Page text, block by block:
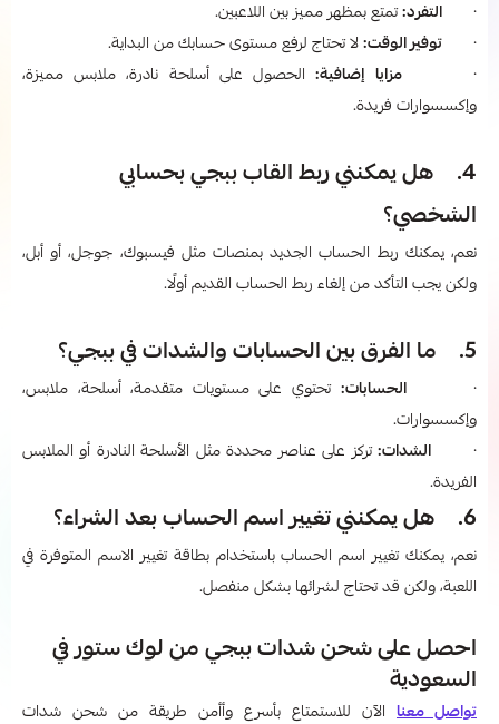
· التفرد:تمتع بمظهر مميز بين اللاعبين.
· توفير الوقت:لا تحتاج لرفع مستوى حسابك من البداية.
·مزايا إضافية:الحصول على أسلحة نادرة، ملابس مميزة،
وإكسسوارات فريدة.
4. هل يمكنني ربط القاب ببجي​ بحسابي
الشخصي؟
نعم، يمكنك ربط الحساب الجديد بمنصات مثل فيسبوك، جوجل، أو أبل،
ولكن يجب التأكد من إلغاء ربط الحساب القديم أولًا.
5. ما الفرق بين الحسابات والشدات في ببجي؟
·الحسابات: تحتوي على مستويات متقدمة، أسلحة، ملابس،
وإكسسوارات.
·الشدات:تركز على عناصر محددة مثل الأسلحة النادرة أو الملابس
الفريدة.
6. هل يمكنني تغيير اسم الحساب بعد الشراء؟
نعم، يمكنك تغيير اسم الحساب باستخدام بطاقة تغيير الاسم المتوفرة في
اللعبة، ولكن قد تحتاج لشرائها بشكل منفصل.
احصل على شحن شدات ببجي من لوك ستور في
السعودية
تواصل معنا الآن للاستمتاع بأسرع وأأمن طريقة من شحن شدات